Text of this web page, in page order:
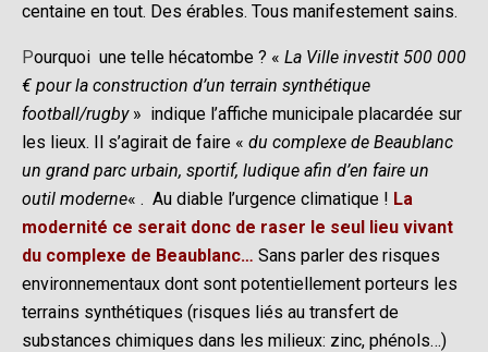
centaine en tout. Des érables. Tous manifestement sains.
Pourquoi une telle hécatombe ? « La Ville investit 500 000
€ pour la construction d’un terrain synthétique
football/rugby» indique l’affiche municipale placardée sur
les lieux. Il s’agirait de faire « du complexe de Beaublanc
un grand parc urbain, sportif, ludique afin d’en faire un
outil moderne« . Au diable l’urgence climatique ! La
modernité ce serait donc de raser le seul lieu vivant
du complexe de Beaublanc… Sans parler des risques
environnementaux dont sont potentiellement porteurs les
terrains synthétiques (risques liés au transfert de
substances chimiques dans les milieux: zinc, phénols…)